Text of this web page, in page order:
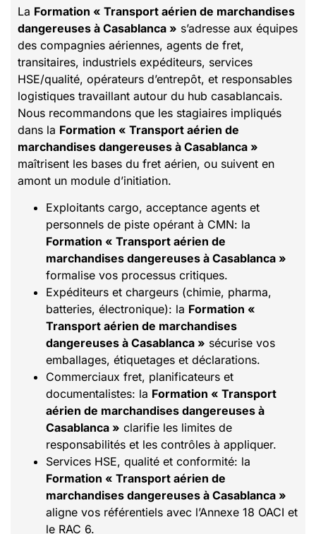
La Formation « Transport aérien de marchandises
dangereuses à Casablanca » s’adresse aux équipes
des compagnies aériennes, agents de fret,
transitaires, industriels expéditeurs, services
HSE/qualité, opérateurs d’entrepôt, et responsables
logistiques travaillant autour du hub casablancais.
Nous recommandons que les stagiaires impliqués
dans la Formation « Transport aérien de
marchandises dangereuses à Casablanca »
maîtrisent les bases du fret aérien, ou suivent en
amont un module d’initiation.
Exploitants cargo, acceptance agents et
personnels de piste opérant à CMN: la
Formation « Transport aérien de
marchandises dangereuses à Casablanca »
formalise vos processus critiques.
Expéditeurs et chargeurs (chimie, pharma,
batteries, électronique): la Formation «
Transport aérien de marchandises
dangereuses à Casablanca » sécurise vos
emballages, étiquetages et déclarations.
Commerciaux fret, planificateurs et
documentalistes: la Formation « Transport
aérien de marchandises dangereuses à
Casablanca » clarifie les limites de
responsabilités et les contrôles à appliquer.
Services HSE, qualité et conformité: la
Formation « Transport aérien de
marchandises dangereuses à Casablanca »
aligne vos référentiels avec l’Annexe 18 OACI et
le RAC 6.